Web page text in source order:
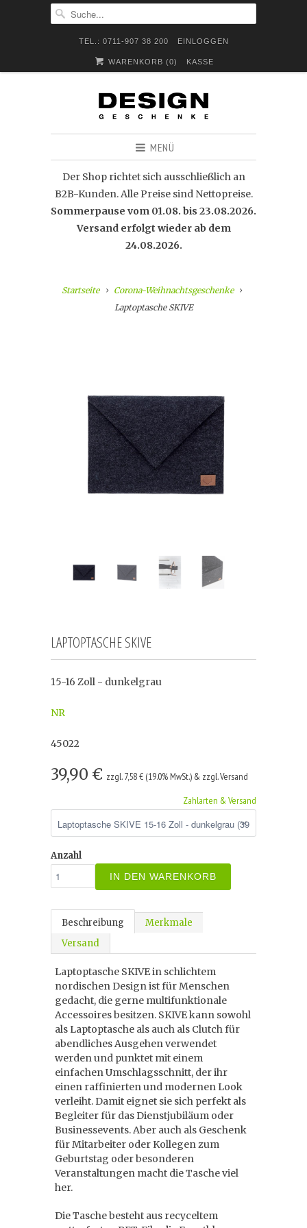
TEL.: 0711-907 38 200 EINLOGGEN
WARENKORB (0) KASSE
MENÜ
Der Shop richtet sich ausschließlich an
B2B-Kunden. Alle Preise sind Nettopreise.
Sommerpause vom 01.08. bis 23.08.2026.
Versand erfolgt wieder ab dem
24.08.2026.
Startseite
Corona-Weihnachtsgeschenke
Laptoptasche SKIVE
LAPTOPTASCHE SKIVE
15-16 Zoll - dunkelgrau
NR
45022
39,90 € zzgl. 7,58 € (19.0% MwSt.) & zzgl. Versand
Zahlarten & Versand
Anzahl
IN DEN WARENKORB
Beschreibung
Merkmale
Versand
Laptoptasche SKIVE in schlichtem
nordischen Design ist für Menschen
gedacht, die gerne multifunktionale
Accessoires besitzen. SKIVE kann sowohl
als Laptoptasche als auch als Clutch für
abendliches Ausgehen verwendet
werden und punktet mit einem
einfachen Umschlagsschnitt, der ihr
einen raffinierten und modernen Look
verleiht. Damit eignet sie sich perfekt als
Begleiter für das Dienstjubiläum oder
Businessevents. Aber auch als Geschenk
für Mitarbeiter oder Kollegen zum
Geburtstag oder besonderen
Veranstaltungen macht die Tasche viel
her.
Die Tasche besteht aus recyceltem